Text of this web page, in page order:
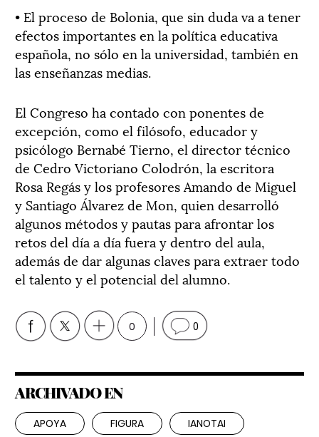
• El proceso de Bolonia, que sin duda va a tener
efectos importantes en la política educativa
española, no sólo en la universidad, también en
las enseñanzas medias.
El Congreso ha contado con ponentes de
excepción, como el filósofo, educador y
psicólogo Bernabé Tierno, el director técnico
de Cedro Victoriano Colodrón, la escritora
Rosa Regás y los profesores Amando de Miguel
y Santiago Álvarez de Mon, quien desarrolló
algunos métodos y pautas para afrontar los
retos del día a día fuera y dentro del aula,
además de dar algunas claves para extraer todo
el talento y el potencial del alumno.
0 0
ARCHIVADO EN
APOYA FIGURA IANOTAI